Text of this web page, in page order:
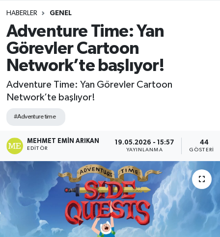
HABERLER GENEL
Adventure Time: Yan
Görevler Cartoon
Network’te başlıyor!
Adventure Time: Yan Görevler Cartoon
Network’te başlıyor!
#Adventure time
MEHMET EMIN ARIKAN
EDITÖR
19.05.2026 - 15:57
YAYINLANMA
44
GÖSTERIM
Tüm Manşetler
Son Dakika Haberleri